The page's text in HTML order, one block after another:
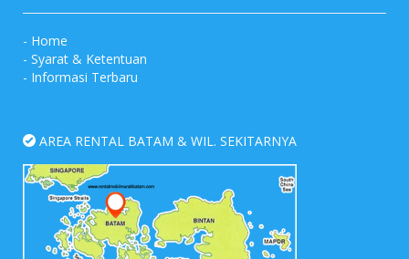
- Home
- Syarat & Ketentuan
- Informasi Terbaru
AREA RENTAL BATAM & WIL. SEKITARNYA